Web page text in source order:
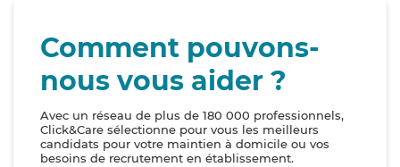
Comment pouvons-
nous vous aider ?
Avec un réseau de plus de 180 000 professionnels,
Click&Care sélectionne pour vous les meilleurs
candidats pour votre maintien à domicile ou vos
besoins de recrutement en établissement.